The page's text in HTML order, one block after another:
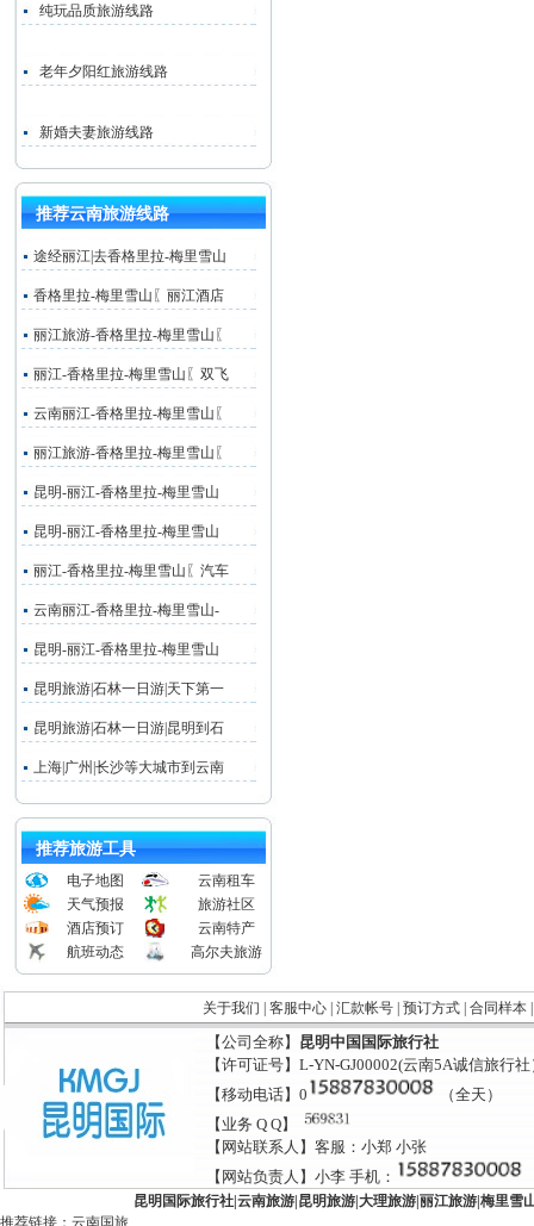
纯玩品质旅游线路
老年夕阳红旅游线路
新婚夫妻旅游线路
推荐云南旅游线路
途经丽江|去香格里拉-梅里雪山
香格里拉-梅里雪山〖丽江酒店
丽江旅游-香格里拉-梅里雪山〖
丽江-香格里拉-梅里雪山〖双飞
云南丽江-香格里拉-梅里雪山〖
丽江旅游-香格里拉-梅里雪山〖
昆明-丽江-香格里拉-梅里雪山
昆明-丽江-香格里拉-梅里雪山
丽江-香格里拉-梅里雪山〖汽车
云南丽江-香格里拉-梅里雪山-
昆明-丽江-香格里拉-梅里雪山
昆明旅游|石林一日游|天下第一
昆明旅游|石林一日游|昆明到石
上海|广州|长沙等大城市到云南
推荐旅游工具
电子地图
云南租车
天气预报
旅游社区
酒店预订
云南特产
航班动态
高尔夫旅游
关于我们 客服中心| 汇款帐号| 预订方式| 合同样本
【公司全称】 昆明中国国际旅行社
【许可证号】L-YN-GJ00002(云南5A诚信旅行社
【移动电话】0
（全天）
【业务 Q Q】
【网站联系人】客服：小郑 小张
【网站负责人】小李 手机：
昆明国际旅行社| 云南旅游| 昆明旅游| 大理旅游| 丽江旅游| 梅里雪
推荐链接： 云南国旅